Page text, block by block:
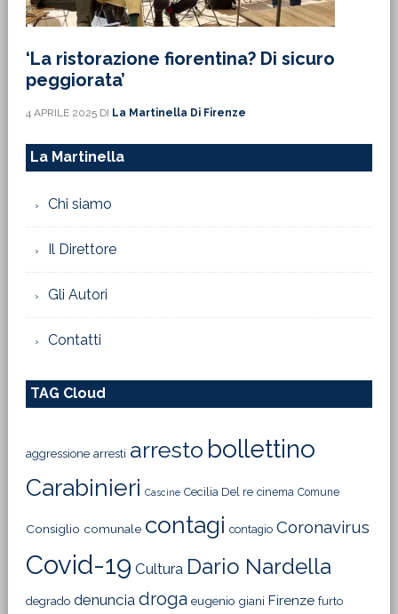
‘La ristorazione fiorentina? Di sicuro
peggiorata’
4 APRILE 2025DI La Martinella Di Firenze
La Martinella
Chi siamo
Il Direttore
Gli Autori
Contatti
TAG Cloud
aggressione arresti arresto bollettino
Carabinieri Cascine Cecilia Del re cinema Comune
Consiglio comunale contagi contagio Coronavirus
Covid-19 Cultura Dario Nardella
degrado denuncia droga eugenio giani Firenze furto